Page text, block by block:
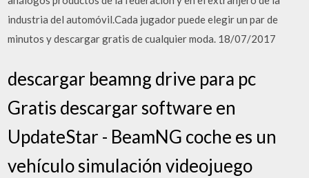
industria del automóvil.Cada jugador puede elegir un par de
minutos y descargar gratis de cualquier moda. 18/07/2017
descargar beamng drive para pc
Gratis descargar software en
UpdateStar - BeamNG coche es un
vehículo simulación videojuego